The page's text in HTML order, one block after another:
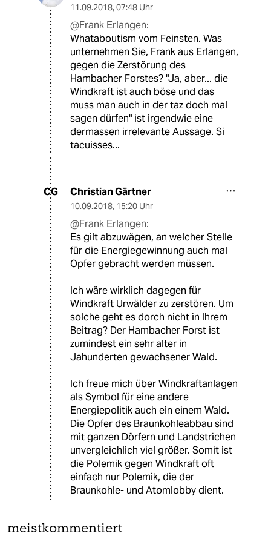
11.09.2018, 07:48 Uhr
@Frank Erlangen:
Whataboutism vom Feinsten. Was
unternehmen Sie, Frank aus Erlangen,
gegen die Zerstörung des
Hambacher Forstes? "Ja, aber... die
Windkraft ist auch böse und das
muss man auch in der taz doch mal
sagen dürfen" ist irgendwie eine
dermassen irrelevante Aussage. Si
tacuisses...
CG Christian Gärtner
10.09.2018, 15:20 Uhr
@Frank Erlangen:
Es gilt abzuwägen, an welcher Stelle
für die Energiegewinnung auch mal
Opfer gebracht werden müssen.
Ich wäre wirklich dagegen für
Windkraft Urwälder zu zerstören. Um
solche geht es dorch nicht in Ihrem
Beitrag? Der Hambacher Forst ist
zumindest ein sehr alter in
Jahunderten gewachsener Wald.
Ich freue mich über Windkraftanlagen
als Symbol für eine andere
Energiepolitik auch ein einem Wald.
Die Opfer des Braunkohleabbau sind
mit ganzen Dörfern und Landstrichen
unvergleichlich viel größer. Somit ist
die Polemik gegen Windkraft oft
einfach nur Polemik, die der
Braunkohle- und Atomlobby dient.
meistkommentiert